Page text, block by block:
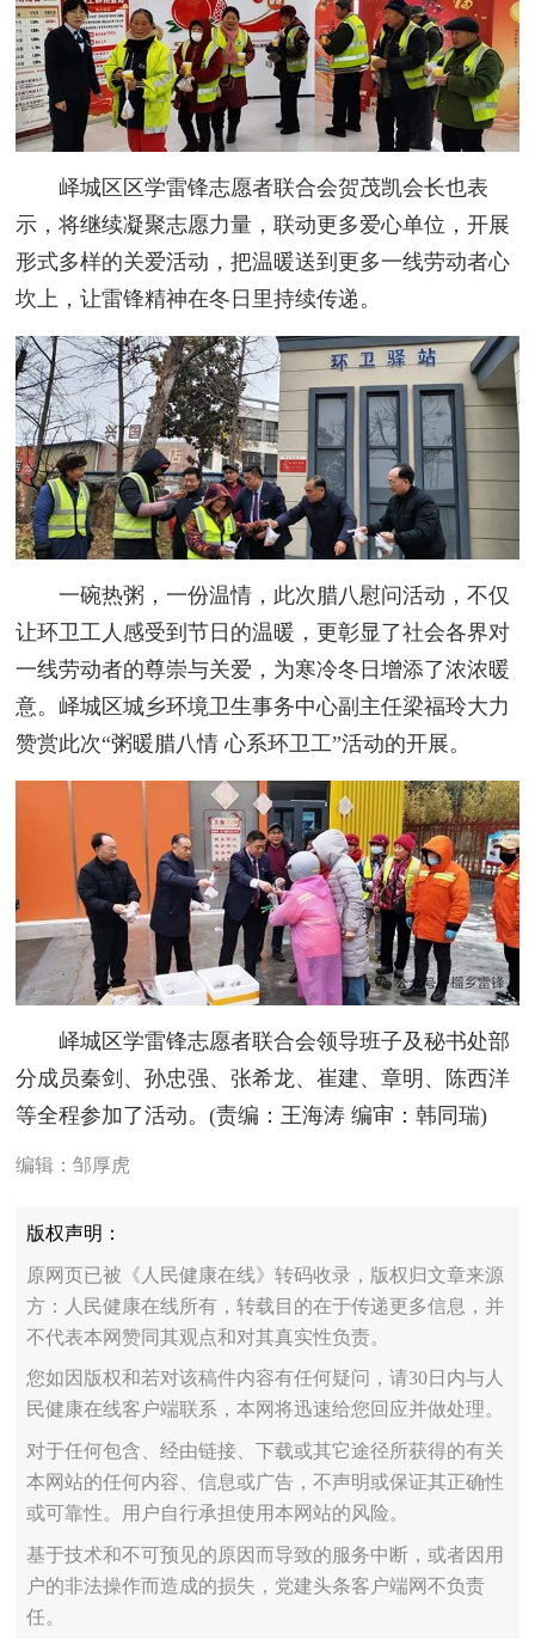
峄城区区学雷锋志愿者联合会贺茂凯会长也表
示，将继续凝聚志愿力量，联动更多爱心单位，开展
形式多样的关爱活动，把温暖送到更多一线劳动者心
坎上，让雷锋精神在冬日里持续传递。
一碗热粥，一份温情，此次腊八慰问活动，不仅
让环卫工人感受到节日的温暖，更彰显了社会各界对
一线劳动者的尊崇与关爱，为寒冷冬日增添了浓浓暖
意。峄城区城乡环境卫生事务中心副主任梁福玲大力
赞赏此次“粥暖腊八情 心系环卫工”活动的开展。
峄城区学雷锋志愿者联合会领导班子及秘书处部
分成员秦剑、孙忠强、张希龙、崔建、章明、陈西洋
等全程参加了活动。(责编：王海涛 编审：韩同瑞)
编辑：邹厚虎
版权声明：
原网页已被《人民健康在线》转码收录，版权归文章来源
方：人民健康在线所有，转载目的在于传递更多信息，并
不代表本网赞同其观点和对其真实性负责。
您如因版权和若对该稿件内容有任何疑问，请30日内与人
民健康在线客户端联系，本网将迅速给您回应并做处理。
对于任何包含、经由链接、下载或其它途径所获得的有关
本网站的任何内容、信息或广告，不声明或保证其正确性
或可靠性。用户自行承担使用本网站的风险。
基于技术和不可预见的原因而导致的服务中断，或者因用
户的非法操作而造成的损失，党建头条客户端网不负责
任。